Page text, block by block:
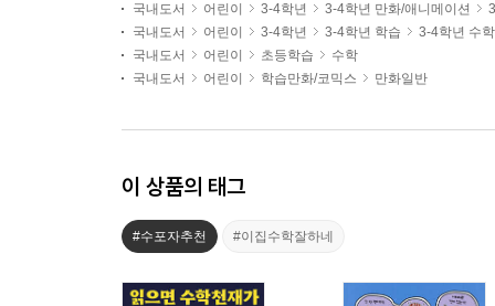
국내도서
어린이 3-4학년 3-4학년 만화/애니메이션
국내도서
어린이 3-4학년 3-4학년 학습
3-4학년 수학
국내도서
어린이 초등학습
수학
국내도서
어린이 학습만화/코믹스 만화일반
이 상품의 태그
#수포자추천 #이집수학잘하네